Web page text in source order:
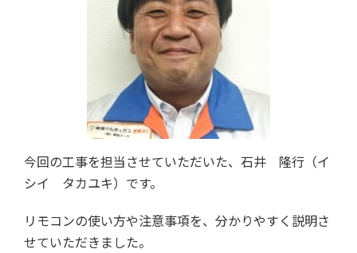
今回の工事を担当させていただいた、石井 隆行（イ
シイ タカユキ）です。
リモコンの使い方や注意事項を、分かりやすく説明さ
せていただきました。